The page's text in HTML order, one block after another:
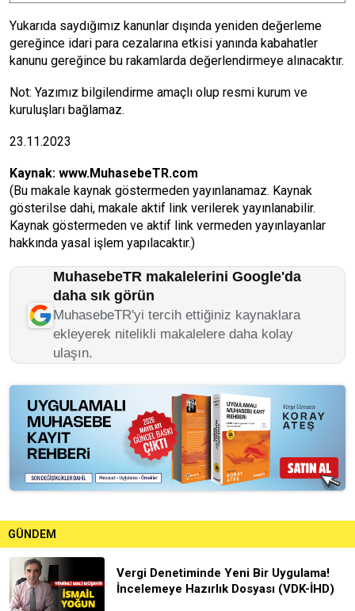
Yukarıda saydığımız kanunlar dışında yeniden değerleme
gereğince idari para cezalarına etkisi yanında kabahatler
kanunu gereğince bu rakamlarda değerlendirmeye alınacaktır.
Not: Yazımız bilgilendirme amaçlı olup resmi kurum ve
kuruluşları bağlamaz.
23.11.2023
Kaynak: www.MuhasebeTR.com
(Bu makale kaynak göstermeden yayınlanamaz. Kaynak
gösterilse dahi, makale aktif link verilerek yayınlanabilir.
Kaynak göstermeden ve aktif link vermeden yayınlayanlar
hakkında yasal işlem yapılacaktır.)
MuhasebeTR makalelerini Google'da
daha sık görün
MuhasebeTR'yi tercih ettiğiniz kaynaklara
ekleyerek nitelikli makalelere daha kolay
ulaşın.
GÜNDEM
Vergi Denetiminde Yeni Bir Uygulama!
İncelemeye Hazırlık Dosyası (VDK-İHD)